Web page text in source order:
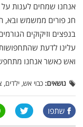
אנחנו שמחים לענות
חג פורים ממשמש ובא,
בנפצים וזיקוקים
עלינו לדעת שהתחפושות
ואש כאשר אנחנו
נושאים: כבוי אש,
שתפו